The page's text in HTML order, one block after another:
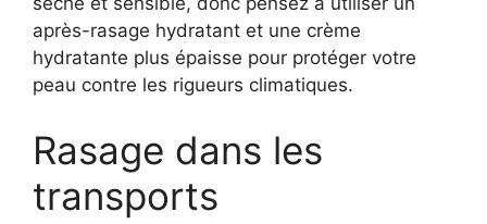
après-rasage hydratant et une crème
hydratante plus épaisse pour protéger votre
peau contre les rigueurs climatiques.
Rasage dans les
transports